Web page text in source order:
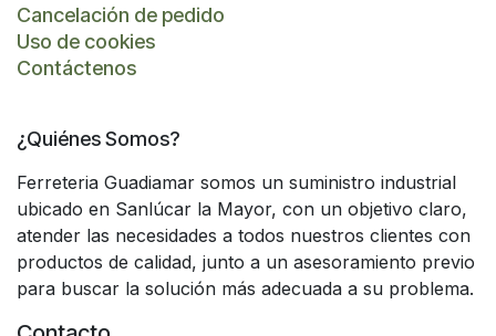
Cancelación de pedido
Uso de cookies
Contáctenos
¿Quiénes Somos?
Ferreteria Guadiamar somos un suministro industrial
ubicado en Sanlúcar la Mayor, con un objetivo claro,
atender las necesidades a todos nuestros clientes con
productos de calidad, junto a un asesoramiento previo
para buscar la solución más adecuada a su problema.